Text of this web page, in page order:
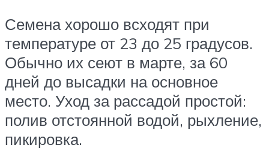
Семена хорошо всходят при
температуре от 23 до 25 градусов.
Обычно их сеют в марте, за 60
дней до высадки на основное
место. Уход за рассадой простой:
полив отстоянной водой, рыхление,
пикировка.